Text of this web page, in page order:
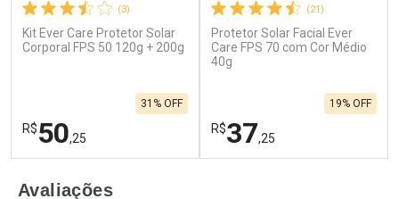
(3)
Kit Ever Care Protetor Solar
Corporal FPS 50 120g + 200g
R$50,25
31% OFF
(21)
Protetor Solar Facial Ever
Care FPS 70 com Cor Médio
40g
R$37,25
19% OFF
Avaliações